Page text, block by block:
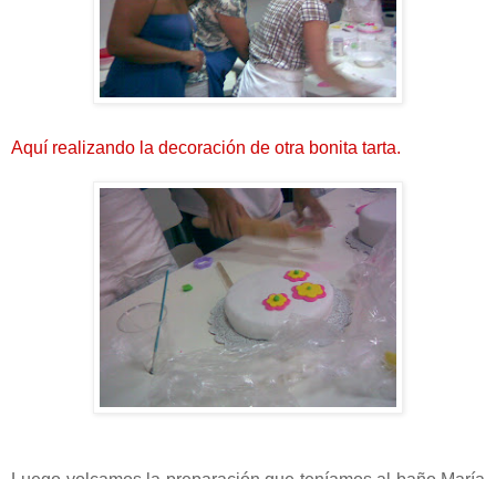
Aquí realizando la decoración de otra bonita tarta.